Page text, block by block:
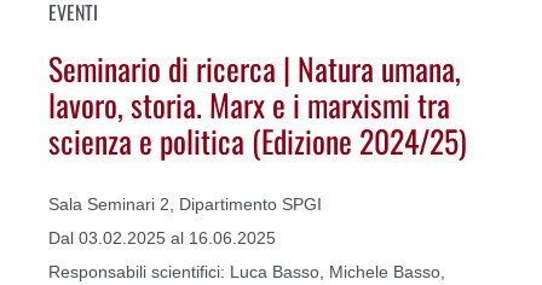
EVENTI
Seminario di ricerca | Natura umana,
lavoro, storia. Marx e i marxismi tra
scienza e politica (Edizione 2024/25)
Sala Seminari 2, Dipartimento SPGI
Dal 03.02.2025 al 16.06.2025
Responsabili scientifici: Luca Basso, Michele Basso,